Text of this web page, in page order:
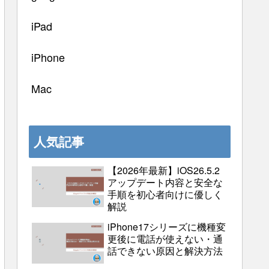
iPad
iPhone
Mac
人気記事
【2026年最新】iOS26.5.2
アップデート内容と安全な
手順を初心者向けに優しく
解説
iPhone17シリーズに機種変
更後に電話が使えない・通
話できない原因と解決方法